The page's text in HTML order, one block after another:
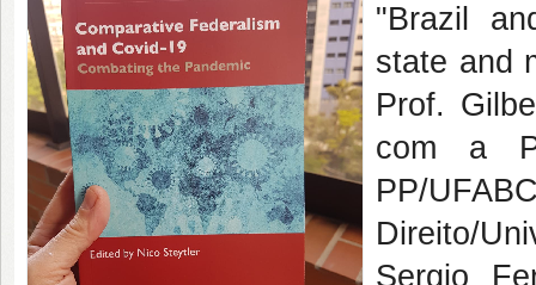
"Brazil
state and
Prof.
com a
PP/
Direito/
Sergio